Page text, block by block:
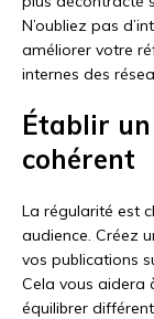
N’oubliez pas
améliorer votre
internes des
Établir
cohérent
La régularité est
audience. Créez
vos publications
Cela vous aidera
équilibrer